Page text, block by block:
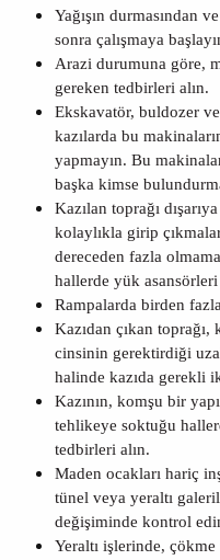
Yağışın durmasından
sonra çalışmaya
Arazi durumuna göre,
gereken tedbirleri alın.
Ekskavatör, buldozer
kazılarda bu
yapmayın. Bu
başka kimse
Kazılan toprağı
kolaylıkla girip
dereceden fazla
hallerde yük asansörleri
Rampalarda birden
Kazıdan çıkan
cinsinin gerektirdiği
halinde kazıda gerekli
Kazının, komşu bir
tehlikeye soktuğu
tedbirleri alın.
Maden ocakları hariç
tünel veya yeraltı
değişiminde kontrol
Yeraltı işlerinde,